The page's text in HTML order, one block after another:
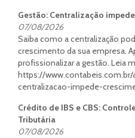
Gestão: Centralização
07/08/2026
Saiba como a centralização
crescimento da sua empresa.
profissionalizar a gestão. Leia
https://
centralizacao-impede-
Crédito de IBS e CBS:
Tributária
07/08/2026